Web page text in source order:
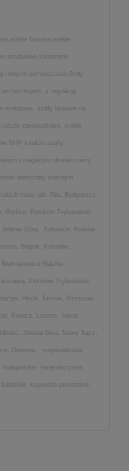
biurowe,meble
i innych pomieszczeń,Stoły
expert, z regulacją
metalowe, szafy biurowe na
zawieszkowe, meble
BHP a także szafy
i magazynu dostarczamy
dowozimy własnym
miast jak: Piła, Bydgoszcz,
Gryfice, Piotrków Trybunalski,
Jelenia Góra, Katowice, Kraków,
Słupsk, Koszalin,
Śląskie,
Piotrków Trybunalski,
Płock, Tarnów, Rzeszów,
Rawicz, Leszno, Sopot,
Jelenia Góra, Nowy Sącz,
Gniezno, województwa:
świętokrzyskie,
kujawsko pomorskie,